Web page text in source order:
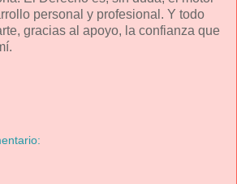
personal y profesional. Y todo
gracias al apoyo, la confianza que